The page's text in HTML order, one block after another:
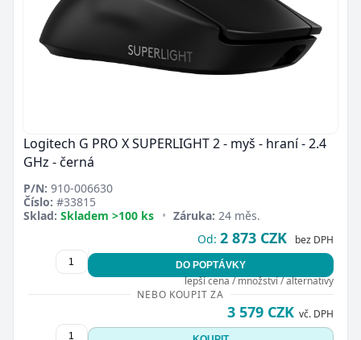
Logitech G PRO X SUPERLIGHT 2 - myš - hraní - 2.4
GHz - černá
P/N: 910-006630
Číslo: #33815
Sklad: Skladem >100 ks • Záruka: 24 měs.
Od: 2 873 CZK bez DPH
DO POPTÁVKY
lepší cena / množství / alternativy
NEBO KOUPIT ZA
3 579 CZK vč. DPH